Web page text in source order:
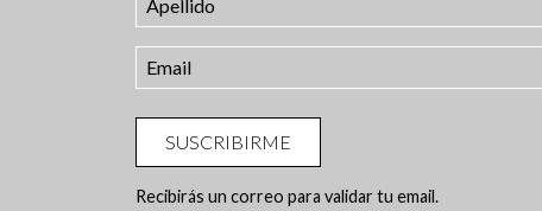
SUSCRIBIRME
Recibirás un correo para validar tu email.